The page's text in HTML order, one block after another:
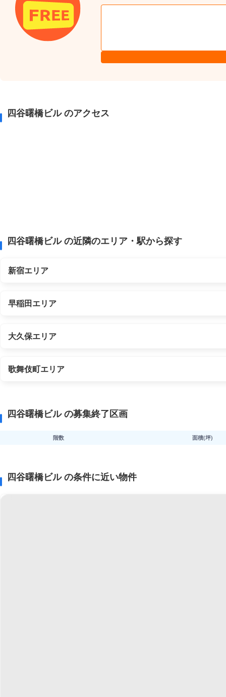
四谷曙橋ビル のアクセス
四谷曙橋ビル の近隣のエリア・駅から探す
新宿エリア
早稲田エリア
大久保エリア
歌舞伎町エリア
四谷曙橋ビル の募集終了区画
階数 面積(坪)
四谷曙橋ビル の条件に近い物件